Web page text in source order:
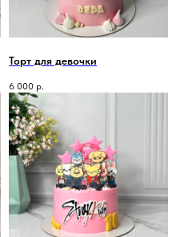
Торт для девочки
6 000 р.